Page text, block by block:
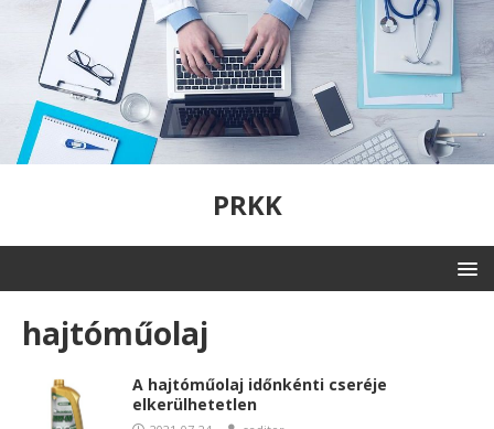
PRKK
hajtóműolaj
A hajtóműolaj időnkénti cseréje
elkerülhetetlen